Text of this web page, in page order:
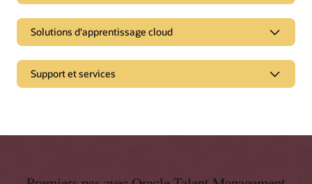
Solutions d'apprentissage cloud
Support et services